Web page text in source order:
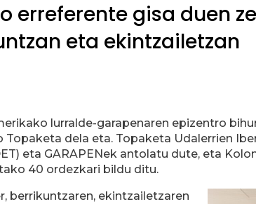
erreferente gisa duen
eta ekintzailetzan
lurralde-garapenaren epizentro
Topaketa dela eta. Topaketa Udalerrien
eta GARAPENek antolatu dute, eta
40 ordezkari bildu ditu.
berrikuntzaren, ekintzailetzaren